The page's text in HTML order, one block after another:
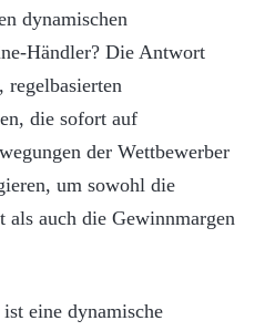
dynamischen
Händler? Die Antwort
die sofort auf
der Wettbewerber
um sowohl die
als auch die Gewinnmargen
eine dynamische